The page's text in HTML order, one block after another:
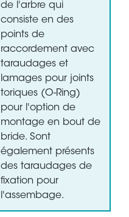
de l'arbre qui
consiste en des
points de
raccordement avec
taraudages et
lamages pour joints
toriques (O-Ring)
pour l'option de
montage en bout de
bride. Sont
également présents
des taraudages de
fixation pour
l'assembage.